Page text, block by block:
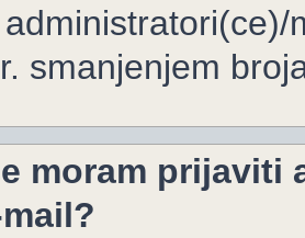
smanjenjem
moram prijaviti